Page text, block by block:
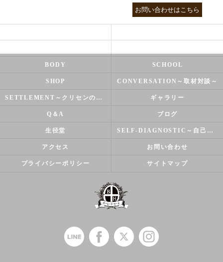
お問い合わせはこちら
BODY SCHOOL
SHOP CONVERSATION～取材対談～
SETTLEMENT～クリセンのズバリ解決シリーズ～ ギャラリー
Q＆A ブログ
生径堂 SELF-DIAGNOSTIC～自己診断～
アクセス お問い合わせ
プライバシーポリシー サイトマップ